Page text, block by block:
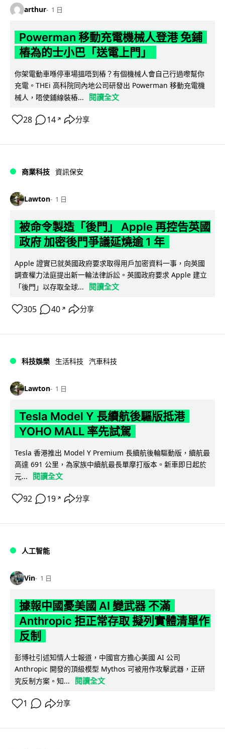
arthur 1 日
Powerman 移動充電機械人登港 免鋪
樁為的士小巴「送電上門」
你架電動車喺停車場搵唔到樁？有個機械人會自己行過嚟幫你
充電。THEi 高科院同內地公司研發出 Powerman 移動充電機
械人，唔使鋪線裝樁...
閱讀全文
28 14 ↗ 分享
商業科技 資訊保安
Lawton 1 日
被命令製造「後門」 Apple 再控告英國
政府 加密後門爭議延燒逾 1 年
Apple 證實已就英國政府要求取得用戶加密資料一事，向英國
調查權力法庭提出新一輪法律訴訟。英國政府要求 Apple 建立
「後門」以存取全球...
閱讀全文
305 40 ↗ 分享
科技娛樂 生活科技 汽車科技
Lawton 1 日
Tesla Model Y 長續航後驅版抵港
YOHO MALL 率先試駕
Tesla 香港推出 Model Y Premium 長續航後輪驅動版，續航最
高達 691 公里，為家族中續航最長單摩打版本。新車即日起於
元...
閱讀全文
92 19 ↗ 分享
人工智能
Vin 1 日
據報中國憂美國 AI 變武器 不滿
Anthropic 拒正常存取 擬列實體清單作
反制
彭博社引述知情人士報道，中國官方擔心美國 AI 公司
Anthropic 開發的頂級模型 Mythos 可被用作攻擊武器，正研
究反制方案。知...
閱讀全文
1 分享